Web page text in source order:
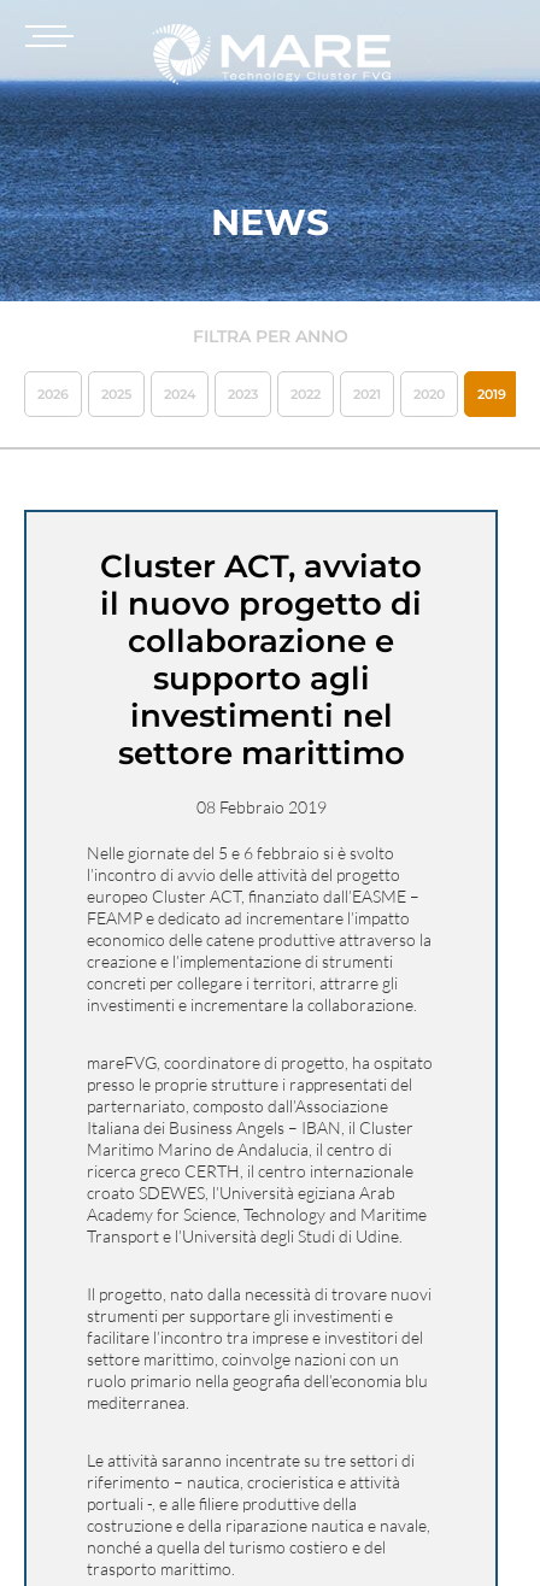
NEWS
FILTRA PER ANNO
2026 2025 2024 2023 2022 2021 2020 2019
Cluster ACT, avviato
il nuovo progetto di
collaborazione e
supporto agli
investimenti nel
settore marittimo
08 Febbraio 2019
Nelle giornate del 5 e 6 febbraio si è svolto
l’incontro di avvio delle attività del progetto
europeo Cluster ACT, finanziato dall’EASME –
FEAMP e dedicato ad incrementare l’impatto
economico delle catene produttive attraverso la
creazione e l’implementazione di strumenti
concreti per collegare i territori, attrarre gli
investimenti e incrementare la collaborazione.
mareFVG, coordinatore di progetto, ha ospitato
presso le proprie strutture i rappresentati del
parternariato, composto dall’Associazione
Italiana dei Business Angels – IBAN, il Cluster
Maritimo Marino de Andalucia, il centro di
ricerca greco CERTH, il centro internazionale
croato SDEWES, l’Università egiziana Arab
Academy for Science, Technology and Maritime
Transport e l’Università degli Studi di Udine.
Il progetto, nato dalla necessità di trovare nuovi
strumenti per supportare gli investimenti e
facilitare l’incontro tra imprese e investitori del
settore marittimo, coinvolge nazioni con un
ruolo primario nella geografia dell’economia blu
mediterranea.
Le attività saranno incentrate su tre settori di
riferimento – nautica, crocieristica e attività
portuali -, e alle filiere produttive della
costruzione e della riparazione nautica e navale,
nonché a quella del turismo costiero e del
trasporto marittimo.